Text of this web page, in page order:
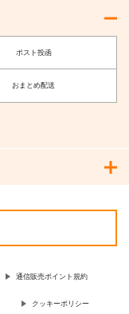
ポスト投函
おまとめ配送
通信販売ポイント規約
クッキーポリシー